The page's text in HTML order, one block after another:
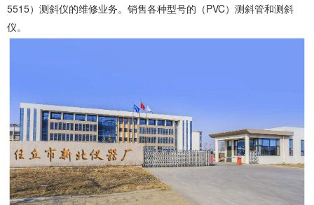
5515）测斜仪的维修业务。销售各种型号的（PVC）测斜管和测斜
仪。